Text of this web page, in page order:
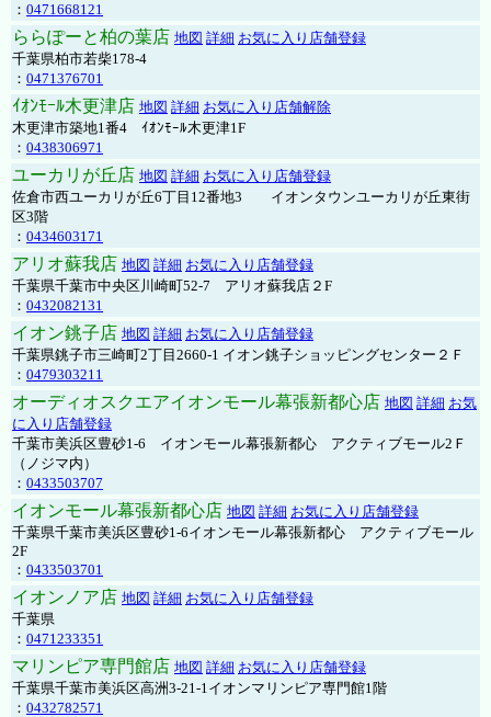
： 0471668121
ららぽーと柏の葉店 地図 詳細 お気に入り店舗登録
千葉県柏市若柴178-4
： 0471376701
ｲｵﾝﾓｰﾙ木更津店 地図 詳細 お気に入り店舗解除
木更津市築地1番4 ｲｵﾝﾓｰﾙ木更津1F
： 0438306971
ユーカリが丘店 地図 詳細 お気に入り店舗登録
佐倉市西ユーカリが丘6丁目12番地3 イオンタウンユーカリが丘東街
区3階
： 0434603171
アリオ蘇我店 地図 詳細 お気に入り店舗登録
千葉県千葉市中央区川崎町52-7 アリオ蘇我店２F
： 0432082131
イオン銚子店 地図 詳細 お気に入り店舗登録
千葉県銚子市三崎町2丁目2660-1 イオン銚子ショッピングセンター２Ｆ
： 0479303211
オーディオスクエアイオンモール幕張新都心店 地図 詳細 お気
に入り店舗登録
千葉市美浜区豊砂1-6 イオンモール幕張新都心 アクティブモール2Ｆ
（ノジマ内）
： 0433503707
イオンモール幕張新都心店 地図 詳細 お気に入り店舗登録
千葉県千葉市美浜区豊砂1-6イオンモール幕張新都心 アクティブモール
2F
： 0433503701
イオンノア店 地図 詳細 お気に入り店舗登録
千葉県
： 0471233351
マリンピア専門館店 地図 詳細 お気に入り店舗登録
千葉県千葉市美浜区高洲3-21-1イオンマリンピア専門館1階
： 0432782571